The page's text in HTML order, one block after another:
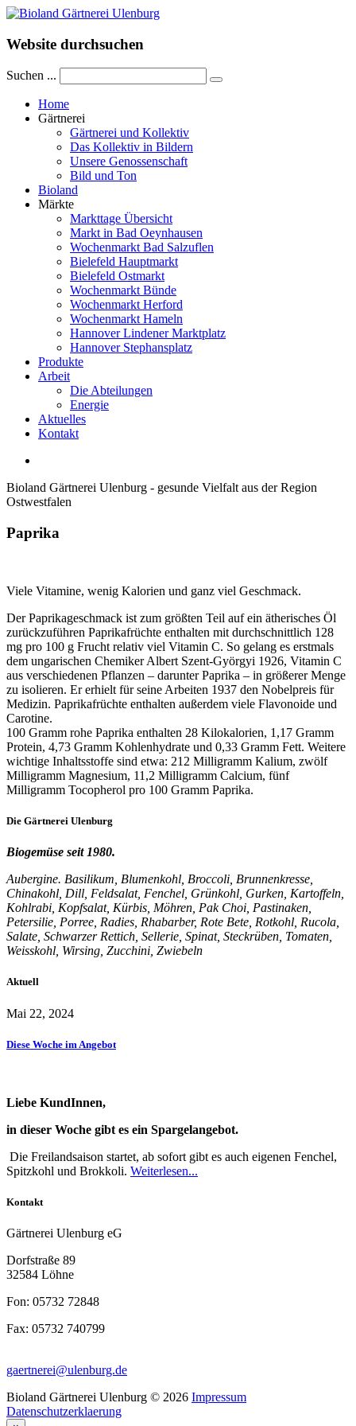
Website durchsuchen
Suchen ...
Home
Gärtnerei
Gärtnerei und Kollektiv
Das Kollektiv in Bildern
Unsere Genossenschaft
Bild und Ton
Bioland
Märkte
Markttage Übersicht
Markt in Bad Oeynhausen
Wochenmarkt Bad Salzuflen
Bielefeld Hauptmarkt
Bielefeld Ostmarkt
Wochenmarkt Bünde
Wochenmarkt Herford
Wochenmarkt Hameln
Hannover Lindener Marktplatz
Hannover Stephansplatz
Produkte
Arbeit
Die Abteilungen
Energie
Aktuelles
Kontakt
Bioland Gärtnerei Ulenburg - gesunde Vielfalt aus der Region
Ostwestfalen
Paprika
Viele Vitamine, wenig Kalorien und ganz viel Geschmack.
Der Paprikageschmack ist zum größten Teil auf ein ätherisches Öl
zurückzuführen Paprikafrüchte enthalten mit durchschnittlich 128
mg pro 100 g Frucht relativ viel Vitamin C. So gelang es erstmals
dem ungarischen Chemiker Albert Szent-Györgyi 1926, Vitamin C
aus verschiedenen Pflanzen – darunter Paprika – in größerer Menge
zu isolieren. Er erhielt für seine Arbeiten 1937 den Nobelpreis für
Medizin. Paprikafrüchte enthalten außerdem viele Flavonoide und
Carotine.
100 Gramm rohe Paprika enthalten 28 Kilokalorien, 1,17 Gramm
Protein, 4,73 Gramm Kohlenhydrate und 0,33 Gramm Fett. Weitere
wichtige Inhaltsstoffe sind etwa: 212 Milligramm Kalium, zwölf
Milligramm Magnesium, 11,2 Milligramm Calcium, fünf
Milligramm Tocopherol pro 100 Gramm Paprika.
Die Gärtnerei Ulenburg
Biogemüse seit 1980.
Aubergine. Basilikum, Blumenkohl, Broccoli, Brunnenkresse,
Chinakohl, Dill, Feldsalat, Fenchel, Grünkohl, Gurken, Kartoffeln,
Kohlrabi, Kopfsalat, Kürbis, Möhren, Pak Choi, Pastinaken,
Petersilie, Porree, Radies, Rhabarber, Rote Bete, Rotkohl, Rucola,
Salate, Schwarzer Rettich, Sellerie, Spinat, Steckrüben, Tomaten,
Weisskohl, Wirsing, Zucchini, Zwiebeln
Aktuell
Mai 22, 2024
Diese Woche im Angebot
Liebe KundInnen,
in dieser Woche gibt es ein Spargelangebot.
Die Freilandsaison startet, ab sofort gibt es auch eigenen Fenchel,
Spitzkohl und Brokkoli. Weiterlesen...
Kontakt
Gärtnerei Ulenburg eG
Dorfstraße 89
32584 Löhne
Fon: 05732 72848
Fax: 05732 740799
gaertnerei@ulenburg.de
Bioland Gärtnerei Ulenburg © 2026 Impressum
Datenschutzerklaerung